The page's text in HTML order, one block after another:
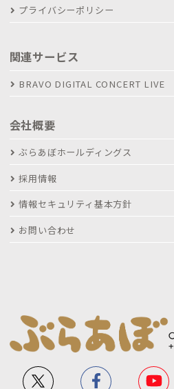
プライバシーポリシー
関連サービス
BRAVO DIGITAL CONCERT LIVE
会社概要
ぶらあぼホールディングス
採用情報
情報セキュリティ基本方針
お問い合わせ